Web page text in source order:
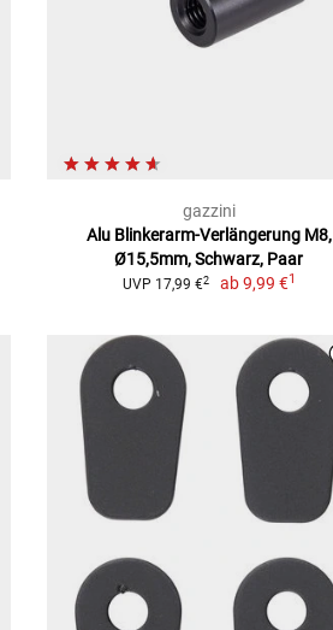
gazzini
Alu Blinkerarm-Verlängerung M8,
Ø15,5mm, Schwarz, Paar
UVP 17,99 €2 ab9,99 €1